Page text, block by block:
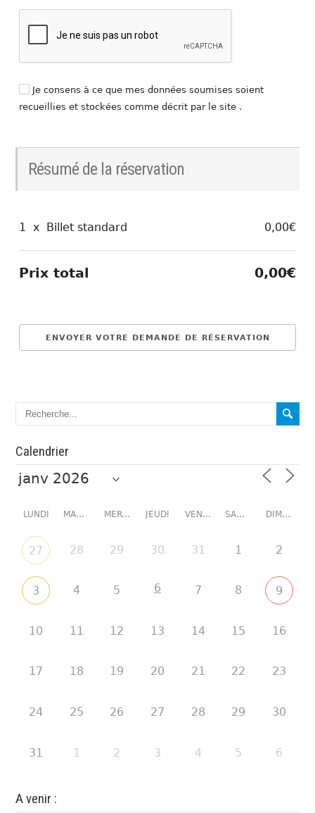
Je consens à ce que mes données soumises soient
recueillies et stockées comme décrit par le site .
Résumé de la réservation
1 x Billet standard 0,00€
Prix total 0,00€
Calendrier
LUNDI MARDI MERCREDI JEUDI VENDREDI SAMEDI DIMANCHE
27 28 29 30 31 1 2
3 4 5 6 7 8 9
10 11 12 13 14 15 16
17 18 19 20 21 22 23
24 25 26 27 28 29 30
31 1 2 3 4 5 6
A venir :